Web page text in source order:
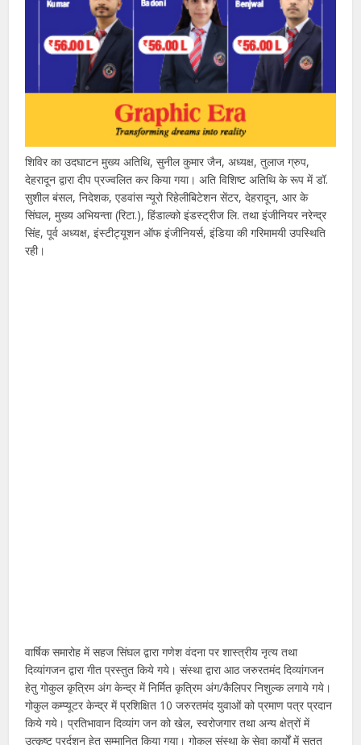
शिविर का उदघाटन मुख्य अतिथि, सुनील कुमार जैन, अध्यक्ष, तुलाज ग्रुप,
देहरादून द्वारा दीप प्रज्वलित कर किया गया। अति विशिष्ट अतिथि के रूप में डॉ.
सुशील बंसल, निदेशक, एडवांस न्यूरो रिहेलीबिटेशन सेंटर, देहरादून, आर के
सिंघल, मुख्य अभियन्ता (रिटा.), हिंडाल्को इंडस्ट्रीज लि. तथा इंजीनियर नरेन्द्र
सिंह, पूर्व अध्यक्ष, इंस्टीट्यूशन ऑफ इंजीनियर्स, इंडिया की गरिमामयी उपस्थिति
रही।
वार्षिक समारोह में सहज सिंघल द्वारा गणेश वंदना पर शास्त्रीय नृत्य तथा
दिव्यांगजन द्वारा गीत प्रस्तुत किये गये। संस्था द्वारा आठ जरुरतमंद दिव्यांगजन
हेतु गोकुल कृत्रिम अंग केन्द्र में निर्मित कृत्रिम अंग/कैलिपर निशुल्क लगाये गये।
गोकुल कम्प्यूटर केन्द्र में प्रशिक्षित 10 जरुरतमंद युवाओं को प्रमाण पत्र प्रदान
किये गये। प्रतिभावान दिव्यांग जन को खेल, स्वरोजगार तथा अन्य क्षेत्रों में
उत्कृष्ट प्रर्दशन हेतु सम्मानित किया गया। गोकुल संस्था के सेवा कार्यों में सतत